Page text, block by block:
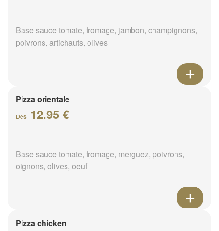
Base sauce tomate, fromage, jambon, champignons,
poivrons, artichauts, olives
Pizza orientale
Dès 12.95 €
Base sauce tomate, fromage, merguez, poivrons,
oignons, olives, oeuf
Pizza chicken